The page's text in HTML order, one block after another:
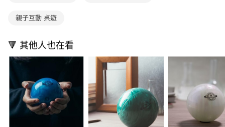
https://aftee.tw/terms/#terms3
「AFTEE先享後付」，若未經同意申辦者引起之損失，本公司不負相關責
任。
４．使用「AFTEE先享後付」時，將依據個別帳號之用戶狀況，依本公司即
時審查核予不同之上限額度；若仍有額度不足之情形，本公司將視審查結果
５．嚴禁一人註冊多個帳號或使用他人資訊註冊。若發現惡意使用之情形，
恩沛科技股份有限公司將有權停止該用戶之使用額度並採取法律行動。
親子互動 桌遊
🔻 其他人也在看